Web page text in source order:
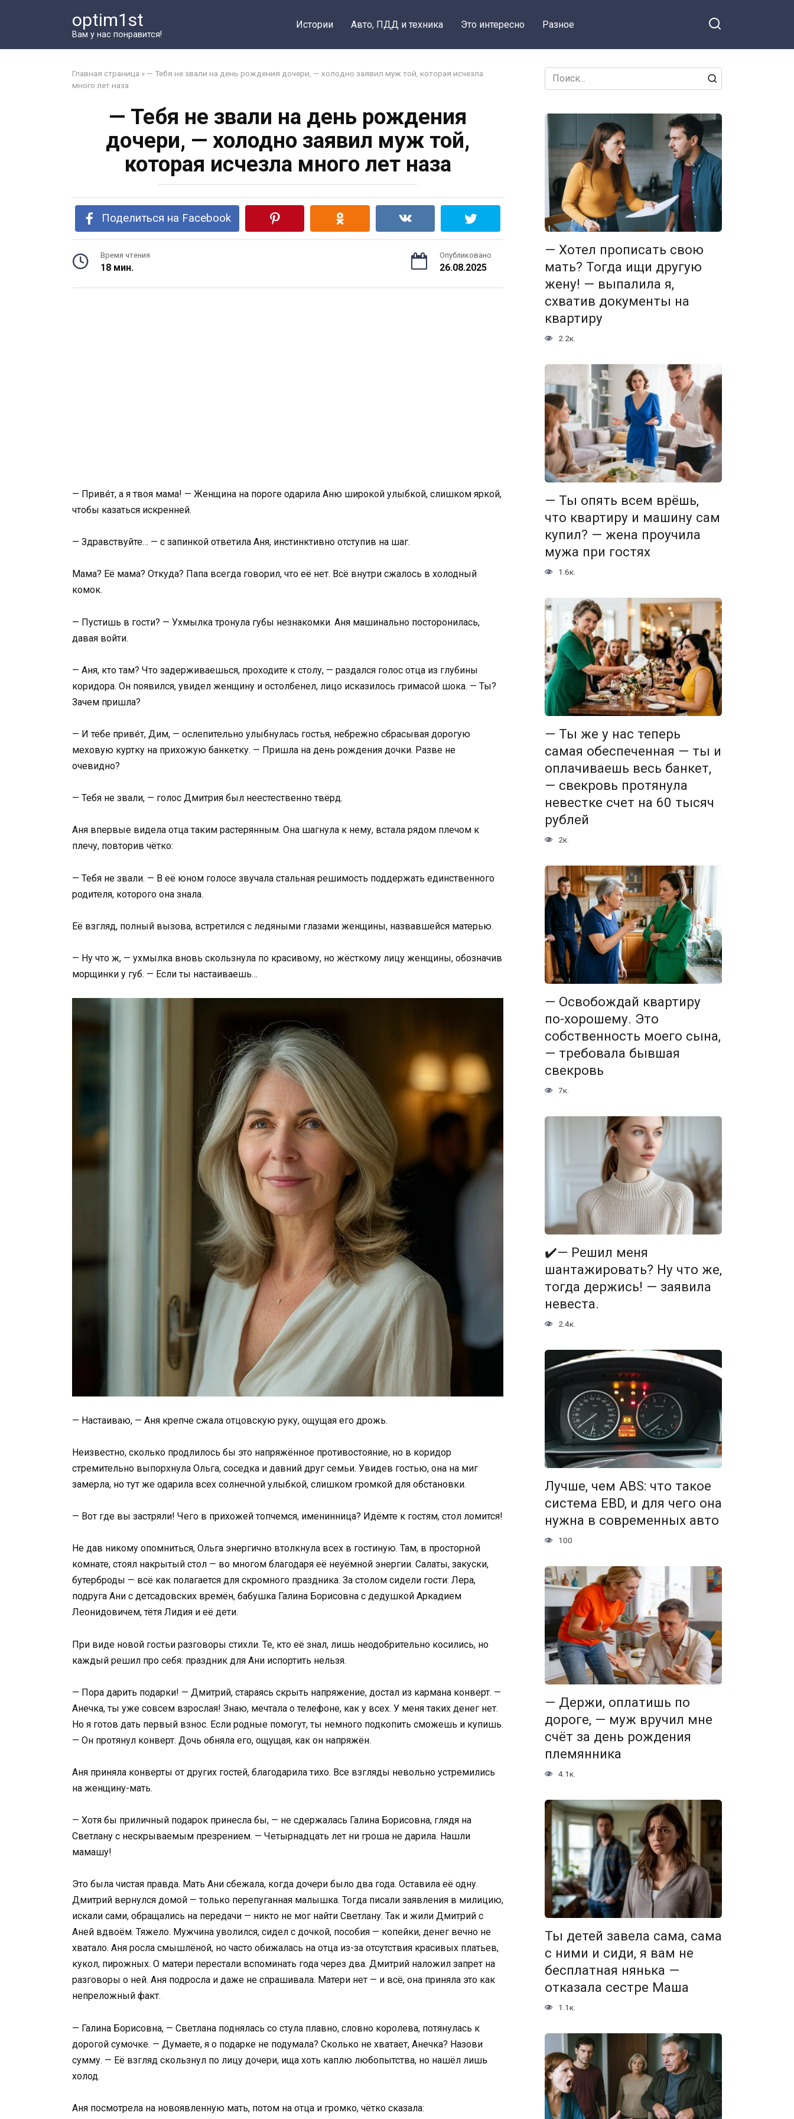
optim1st
Вам у нас понравится!
Истории Авто, ПДД и техника Это интересно Разное
Главная страница » — Тебя не звали на день рождения дочери, — холодно заявил муж той, которая исчезла
много лет наза
— Тебя не звали на день рождения
дочери, — холодно заявил муж той,
которая исчезла много лет наза
Поделиться на Facebook
Время чтения
18 мин.
Опубликовано
26.08.2025
— Привéт, а я твоя мама! — Женщина на пороге одарила Аню широкой улыбкой, слишком яркой,
чтобы казаться искренней.
— Здравствуйте… — с запинкой ответила Аня, инстинктивно отступив на шаг.
Мама? Её мама? Откуда? Папа всегда говорил, что её нет. Всё внутри сжалось в холодный
комок.
— Пустишь в гости? — Ухмылка тронула губы незнакомки. Аня машинально посторонилась,
давая войти.
— Аня, кто там? Что задерживаешься, проходите к столу, — раздался голос отца из глубины
коридора. Он появился, увидел женщину и остолбенел, лицо исказилось гримасой шока. — Ты?
Зачем пришла?
— И тебе привéт, Дим, — ослепительно улыбнулась гостья, небрежно сбрасывая дорогую
меховую куртку на прихожую банкетку. — Пришла на день рождения дочки. Разве не
очевидно?
— Тебя не звали, — голос Дмитрия был неестественно твёрд.
Аня впервые видела отца таким растерянным. Она шагнула к нему, встала рядом плечом к
плечу, повторив чётко:
— Тебя не звали. — В её юном голосе звучала стальная решимость поддержать единственного
родителя, которого она знала.
Её взгляд, полный вызова, встретился с ледяными глазами женщины, назвавшейся матерью.
— Ну что ж, — ухмылка вновь скользнула по красивому, но жёсткому лицу женщины, обозначив
морщинки у губ. — Если ты настаиваешь…
— Настаиваю, — Аня крепче сжала отцовскую руку, ощущая его дрожь.
Неизвестно, сколько продлилось бы это напряжённое противостояние, но в коридор
стремительно выпорхнула Ольга, соседка и давний друг семьи. Увидев гостью, она на миг
замерла, но тут же одарила всех солнечной улыбкой, слишком громкой для обстановки.
— Вот где вы застряли! Чего в прихожей топчемся, именинница? Идёмте к гостям, стол ломится!
Не дав никому опомниться, Ольга энергично втолкнула всех в гостиную. Там, в просторной
комнате, стоял накрытый стол — во многом благодаря её неуёмной энергии. Салаты, закуски,
бутерброды — всё как полагается для скромного праздника. За столом сидели гости: Лера,
подруга Ани с детсадовских времён, бабушка Галина Борисовна с дедушкой Аркадием
Леонидовичем, тётя Лидия и её дети.
При виде новой гостьи разговоры стихли. Те, кто её знал, лишь неодобрительно косились, но
каждый решил про себя: праздник для Ани испортить нельзя.
— Пора дарить подарки! — Дмитрий, стараясь скрыть напряжение, достал из кармана конверт. —
Анечка, ты уже совсем взрослая! Знаю, мечтала о телефоне, как у всех. У меня таких денег нет.
Но я готов дать первый взнос. Если родные помогут, ты немного подкопить сможешь и купишь.
— Он протянул конверт. Дочь обняла его, ощущая, как он напряжён.
Аня приняла конверты от других гостей, благодарила тихо. Все взгляды невольно устремились
на женщину-мать.
— Хотя бы приличный подарок принесла бы, — не сдержалась Галина Борисовна, глядя на
Светлану с нескрываемым презрением. — Четырнадцать лет ни гроша не дарила. Нашли
мамашу!
Это была чистая правда. Мать Ани сбежала, когда дочери было два года. Оставила её одну.
Дмитрий вернулся домой — только перепуганная малышка. Тогда писали заявления в милицию,
искали сами, обращались на передачи — никто не мог найти Светлану. Так и жили Дмитрий с
Аней вдвоём. Тяжело. Мужчина уволился, сидел с дочкой, пособия — копейки, денег вечно не
хватало. Аня росла смышлёной, но часто обижалась на отца из-за отсутствия красивых платьев,
кукол, пирожных. О матери перестали вспоминать года через два. Дмитрий наложил запрет на
разговоры о ней. Аня подросла и даже не спрашивала. Матери нет — и всё, она приняла это как
непреложный факт.
— Галина Борисовна, — Светлана поднялась со стула плавно, словно королева, потянулась к
дорогой сумочке. — Думаете, я о подарке не подумала? Сколько не хватает, Анечка? Назови
сумму. — Её взгляд скользнул по лицу дочери, ища хоть каплю любопытства, но нашёл лишь
холод.
Аня посмотрела на новоявленную мать, потом на отца и громко, чётко сказала:
Search
for:
— Хотел прописать свою
мать? Тогда ищи другую
жену! — выпалила я,
схватив документы на
квартиру
2.2к.
— Ты опять всем врёшь,
что квартиру и машину сам
купил? — жена проучила
мужа при гостях
1.6к.
— Ты же у нас теперь
самая обеспеченная — ты и
оплачиваешь весь банкет,
— свекровь протянула
невестке счет на 60 тысяч
рублей
2к.
— Освобождай квартиру
по-хорошему. Это
собственность моего сына,
— требовала бывшая
свекровь
7к.
✔️— Решил меня
шантажировать? Ну что же,
тогда держись! — заявила
невеста.
2.4к.
Лучше, чем ABS: что такое
система EBD, и для чего она
нужна в современных авто
100
— Держи, оплатишь по
дороге, — муж вручил мне
счёт за день рождения
племянника
4.1к.
Ты детей завела сама, сама
с ними и сиди, я вам не
бесплатная нянька —
отказала сестре Маша
1.1к.